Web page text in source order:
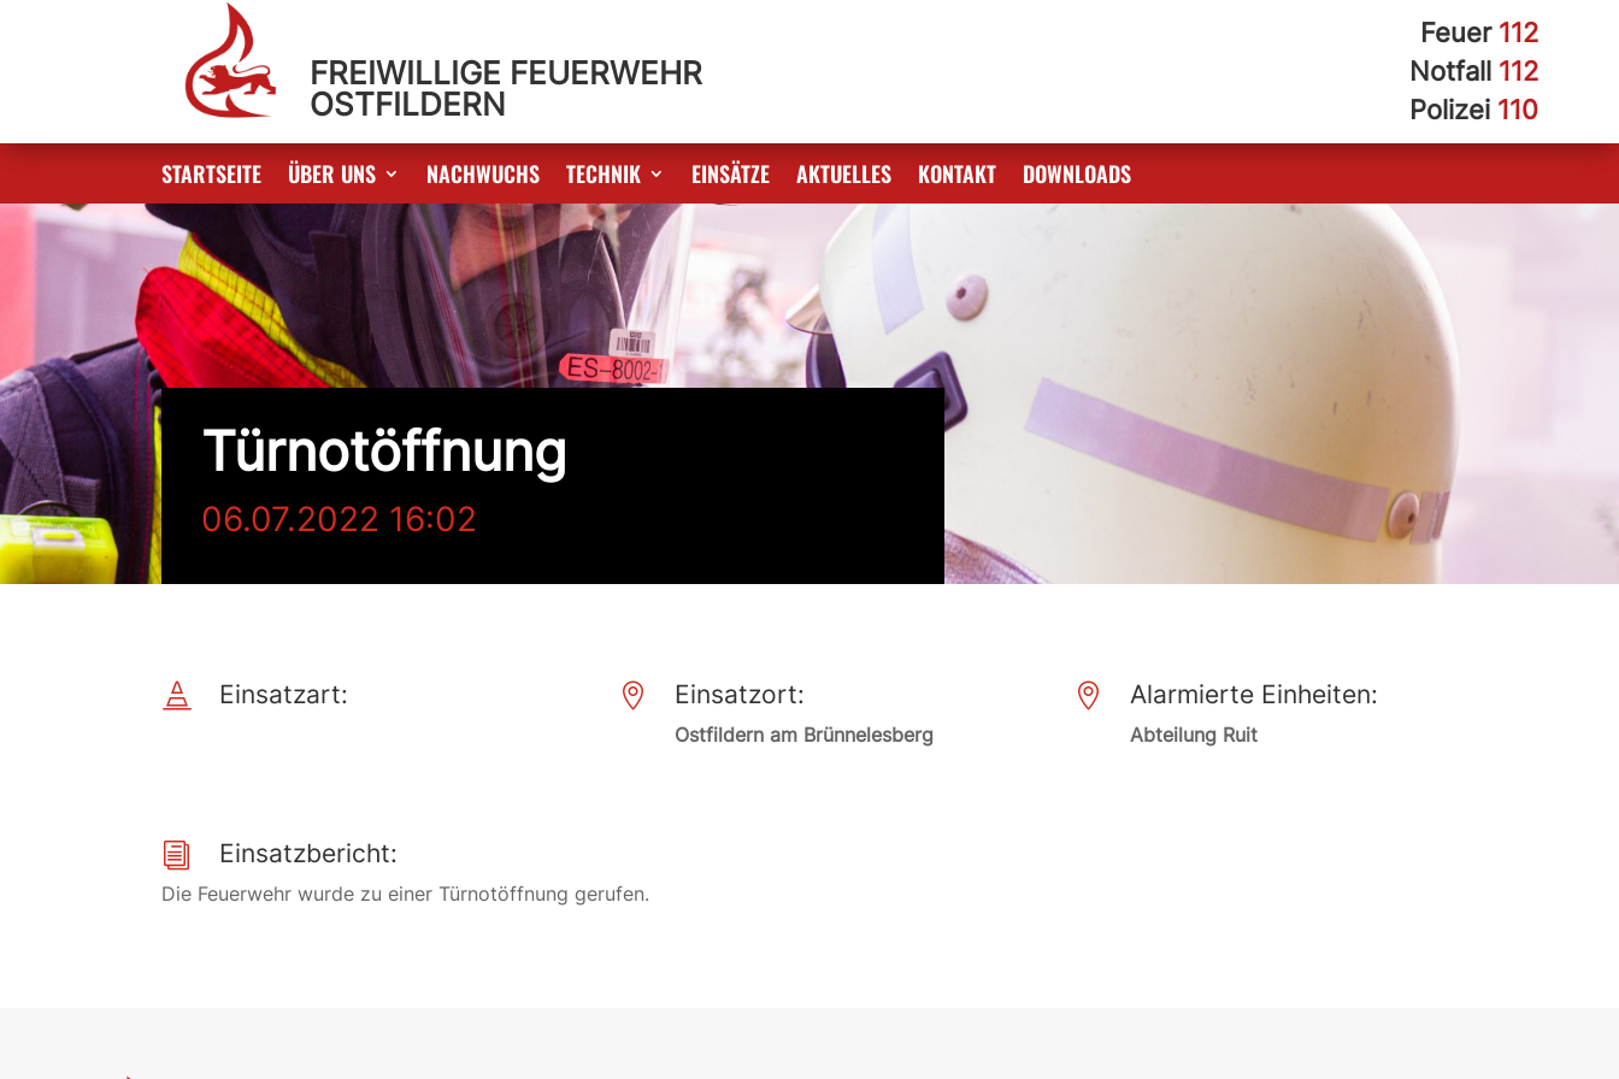
FREIWILLIGE FEUERWEHR
OSTFILDERN
Feuer 112
Notfall 112
Polizei 110
STARTSEITE ÜBER UNS NACHWUCHS TECHNIK EINSÄTZE AKTUELLES KONTAKT DOWNLOADS
Türnotöffnung
06.07.2022 16:02
 Einsatzart:  Einsatzort:
Ostfildern am Brünnelesberg
 Alarmierte Einheiten:
Abteilung Ruit
i Einsatzbericht:
Die Feuerwehr wurde zu einer Türnotöffnung gerufen.